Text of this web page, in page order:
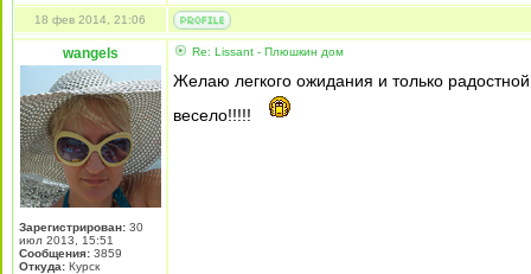
18 фев 2014, 21:06
wangels
Зарегистрирован: 30
июл 2013, 15:51
Сообщения: 3859
Откуда: Курск
Re: Lissant - Плюшкин дом
Желаю легкого ожидания и только
весело!!!!!